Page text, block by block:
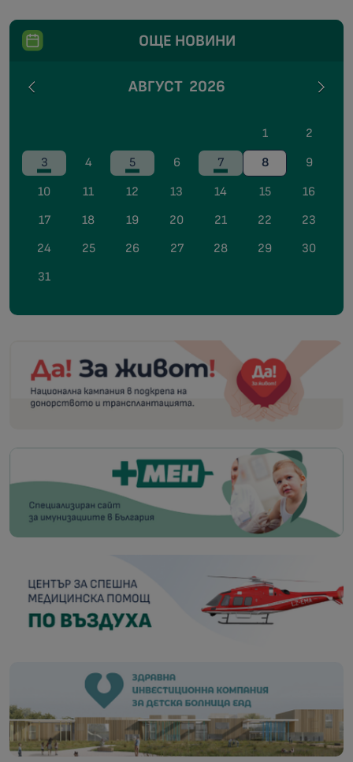
ОЩЕ НОВИНИ
АВГУСТ 2026
1
2
3
4 5 6 7 8
9
10
11 12 13 14 15
16
17
18 19 20 21 22
23
24
25 26 27 28 29
30
31